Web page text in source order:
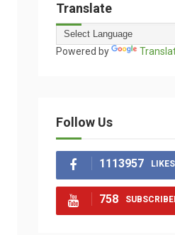
Translate
Powered by
Follow Us
1113957 LIKES
758